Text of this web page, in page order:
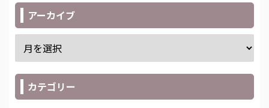
アーカイブ
カテゴリー